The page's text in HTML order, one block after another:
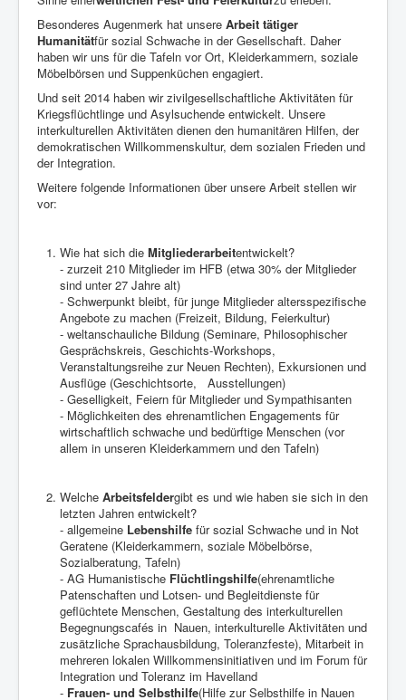
Besonderes Augenmerk hat unsere Arbeit tätiger
Humanitätfür sozial Schwache in der Gesellschaft. Daher
haben wir uns für die Tafeln vor Ort, Kleiderkammern, soziale
Möbelbörsen und Suppenküchen engagiert.
Und seit 2014 haben wir zivilgesellschaftliche Aktivitäten für
Kriegsflüchtlinge und Asylsuchende entwickelt. Unsere
interkulturellen Aktivitäten dienen den humanitären Hilfen, der
demokratischen Willkommenskultur, dem sozialen Frieden und
der Integration.
Weitere folgende Informationen über unsere Arbeit stellen wir
vor:
Wie hat sich die Mitgliederarbeitentwickelt?
- zurzeit 210 Mitglieder im HFB (etwa 30% der Mitglieder
sind unter 27 Jahre alt)
- Schwerpunkt bleibt, für junge Mitglieder altersspezifische
Angebote zu machen (Freizeit, Bildung, Feierkultur)
- weltanschauliche Bildung (Seminare, Philosophischer
Gesprächskreis, Geschichts-Workshops,
Veranstaltungsreihe zur Neuen Rechten), Exkursionen und
Ausflüge (Geschichtsorte, Ausstellungen)
- Geselligkeit, Feiern für Mitglieder und Sympathisanten
- Möglichkeiten des ehrenamtlichen Engagements für
wirtschaftlich schwache und bedürftige Menschen (vor
allem in unseren Kleiderkammern und den Tafeln)
Welche Arbeitsfeldergibt es und wie haben sie sich in den
letzten Jahren entwickelt?
- allgemeine Lebenshilfe für sozial Schwache und in Not
Geratene (Kleiderkammern, soziale Möbelbörse,
Sozialberatung, Tafeln)
- AG Humanistische Flüchtlingshilfe(ehrenamtliche
Patenschaften und Lotsen- und Begleitdienste für
geflüchtete Menschen, Gestaltung des interkulturellen
Begegnungscafés in Nauen, interkulturelle Aktivitäten und
zusätzliche Sprachausbildung, Toleranzfeste), Mitarbeit in
mehreren lokalen Willkommensinitiativen und im Forum für
Integration und Toleranz im Havelland
- Frauen- und Selbsthilfe(Hilfe zur Selbsthilfe in Nauen